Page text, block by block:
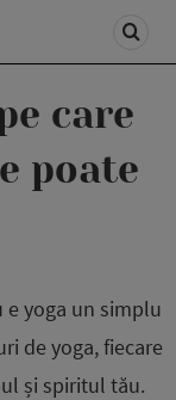
care
poate
e yoga un simplu
de yoga, fiecare
și spiritul tău.